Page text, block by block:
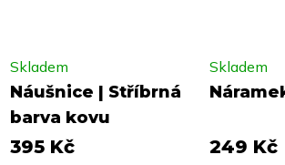
Náušnice | Stříbrná
barva kovu
Skladem
395 Kč
Skladem
249 Kč